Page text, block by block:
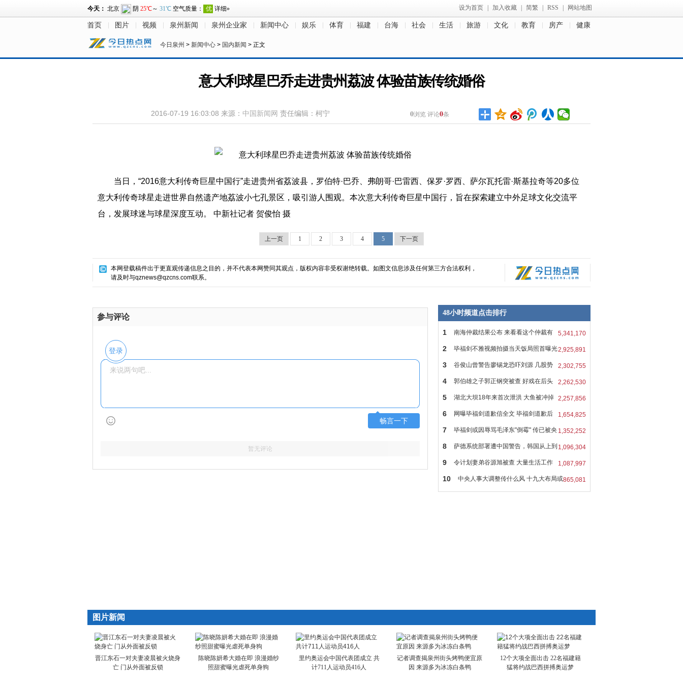
设为首页 加入收藏 简繁 RSS 网站地图
首页 图片 视频 泉州新闻 泉州企业家 新闻中心 娱乐 体育 福建 台海 社会 生活 旅游 文化 教育 房产 健康
今日泉州 > 新闻中心 > 国内新闻 > 正文
意大利球星巴乔走进贵州荔波 体验苗族传统婚俗
2016-07-19 16:03:08 来源： 中国新闻网 责任编辑：柯宁 0浏览 评论0条
当日，“2016意大利传奇巨星中国行”走进贵州省荔波县，罗伯特·巴乔、弗朗哥·巴雷西、保罗·罗西、萨尔瓦托雷·斯基拉奇等20多位
意大利传奇球星走进世界自然遗产地荔波小七孔景区，吸引游人围观。本次意大利传奇巨星中国行，旨在探索建立中外足球文化交流平
台，发展球迷与球星深度互动。 中新社记者 贺俊怡 摄
上一页 1 2 3 4 5 下一页
本网登载稿件出于更直观传递信息之目的，并不代表本网赞同其观点，版权内容非受权谢绝转载。如图文信息涉及任何第三方合法权利，
请及时与qznews@qzcns.com联系。
参与评论
登录
畅言一下
暂无评论
48小时频道点击排行
5,341,170
1 南海仲裁结果公布 来看看这个仲裁有
多 2,925,891
2 毕福剑不雅视频拍摄当天饭局照首曝光
2,302,755
3 谷俊山曾警告廖锡龙恐吓刘源 几股势
力 2,262,530
4 郭伯雄之子郭正钢突被查 好戏在后头
或 2,257,856
5 湖北大坝18年来首次泄洪 大鱼被冲掉
头 1,654,825
6 网曝毕福剑道歉信全文 毕福剑道歉后
会 1,352,252
7 毕福剑或因辱骂毛泽东"倒霉" 传已被央
1,096,304
8 萨德系统部署遭中国警告，韩国从上到
下 1,087,997
9 令计划妻弟谷源旭被查 大量生活工作
照 865,081
10 中央人事大调整传什么风 十九大布局或
图片新闻
晋江东石一对夫妻凌晨被火烧身
亡 门从外面被反锁
陈晓陈妍希大婚在即 浪漫婚纱
照甜蜜曝光虐死单身狗
里约奥运会中国代表团成立 共
计711人运动员416人
记者调查揭泉州街头烤鸭便宜原
因 来源多为冰冻白条鸭
12个大项全面出击 22名福建籍
猛将约战巴西拼搏奥运梦